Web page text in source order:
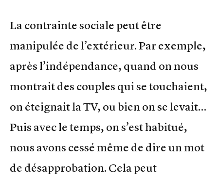
La contrainte sociale peut être
manipulée de l’extérieur. Par exemple,
après l’indépendance, quand on nous
montrait des couples qui se touchaient,
on éteignait la TV, ou bien on se levait…
Puis avec le temps, on s’est habitué,
nous avons cessé même de dire un mot
de désapprobation. Cela peut